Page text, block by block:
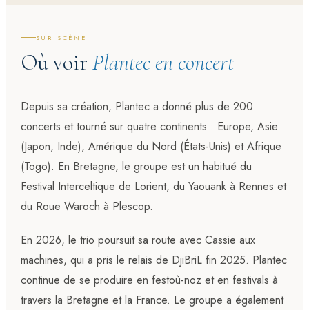
SUR SCÈNE
Où voir Plantec en concert
Depuis sa création, Plantec a donné plus de 200
concerts et tourné sur quatre continents : Europe, Asie
(Japon, Inde), Amérique du Nord (États-Unis) et Afrique
(Togo). En Bretagne, le groupe est un habitué du
Festival Interceltique de Lorient, du Yaouank à Rennes et
du Roue Waroch à Plescop.
En 2026, le trio poursuit sa route avec Cassie aux
machines, qui a pris le relais de DjiBriL fin 2025. Plantec
continue de se produire en festoù-noz et en festivals à
travers la Bretagne et la France. Le groupe a également